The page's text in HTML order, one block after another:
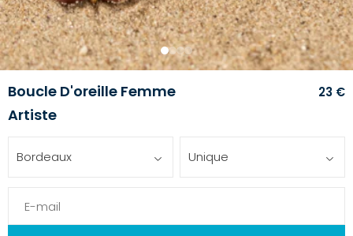
1 234
Boucle D'oreille Femme
Artiste
23 €
Bordeaux Unique